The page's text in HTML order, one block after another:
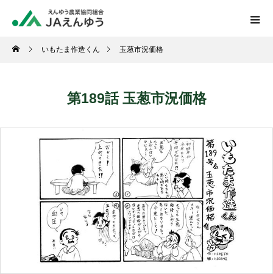
いもたま作造くん 玉葱市況価格
第189話 玉葱市況価格